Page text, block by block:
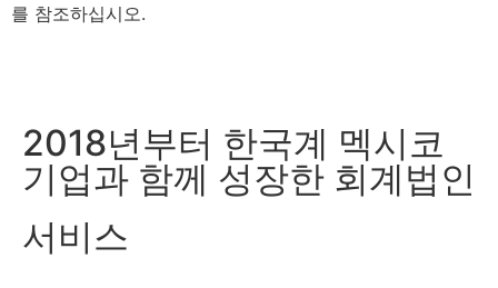
를 참조하십시오.
2018년부터 한국계 멕시코
기업과 함께 성장한 회계법인
서비스